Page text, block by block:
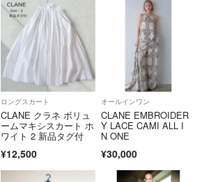
ロングスカート
CLANE クラネ ボリュ
ームマキシスカート ホ
ワイト 2 新品タグ付
¥12,500
オールインワン
CLANE EMBROIDER
Y LACE CAMI ALL I
N ONE
¥30,000